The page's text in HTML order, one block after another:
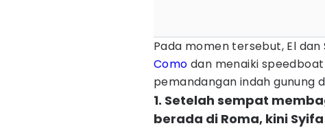
Pada momen tersebut, El
Como dan menaiki
pemandangan indah gunung
1. Setelah sempat
berada di Roma, kini